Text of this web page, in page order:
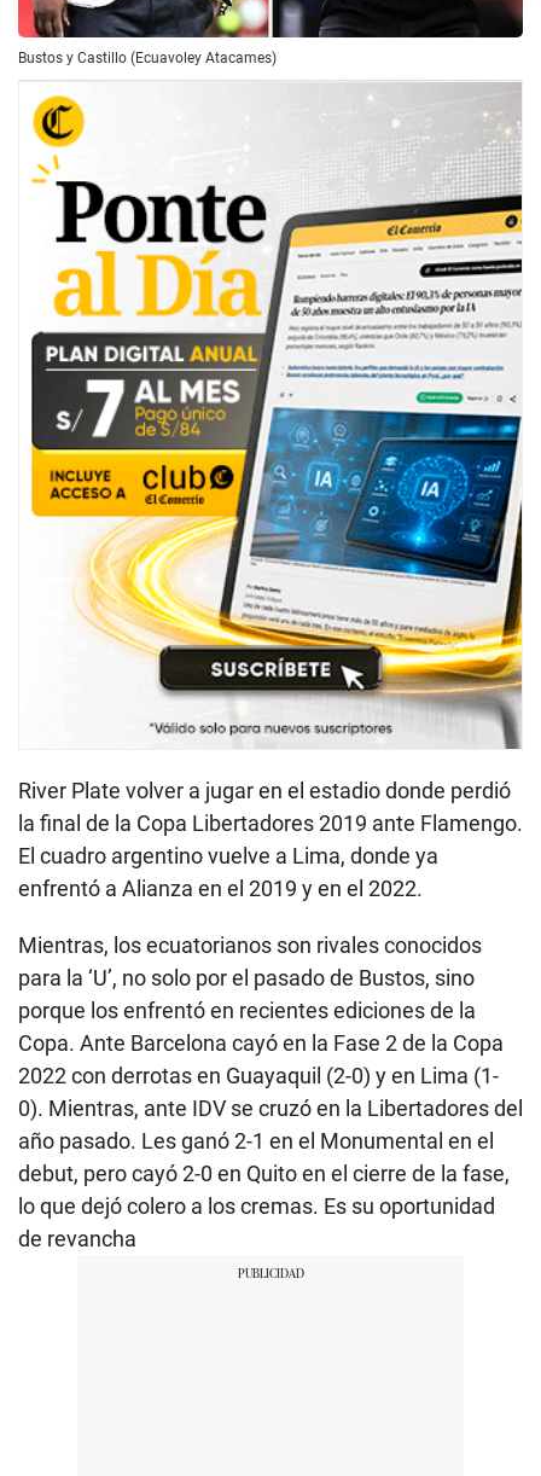
Bustos y Castillo (Ecuavoley Atacames)
River Plate volver a jugar en el estadio donde perdió
la final de la Copa Libertadores 2019 ante Flamengo.
El cuadro argentino vuelve a Lima, donde ya
enfrentó a Alianza en el 2019 y en el 2022.
Mientras, los ecuatorianos son rivales conocidos
para la ‘U’, no solo por el pasado de Bustos, sino
porque los enfrentó en recientes ediciones de la
Copa. Ante Barcelona cayó en la Fase 2 de la Copa
2022 con derrotas en Guayaquil (2-0) y en Lima (1-
0). Mientras, ante IDV se cruzó en la Libertadores del
año pasado. Les ganó 2-1 en el Monumental en el
debut, pero cayó 2-0 en Quito en el cierre de la fase,
lo que dejó colero a los cremas. Es su oportunidad
de revancha